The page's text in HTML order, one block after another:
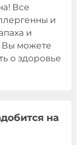
Все
и
и
Вы можете
о здоровье
на